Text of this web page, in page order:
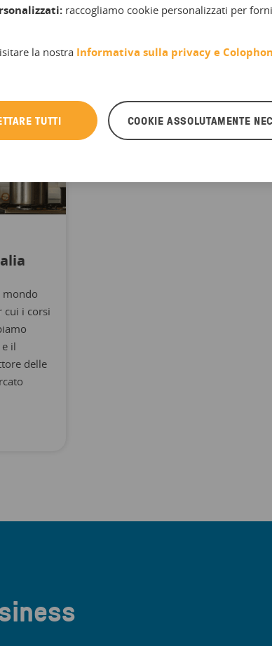
mondo
cui i corsi
il
delle
raccogliamo cookie personalizzati per
la nostra Informativa sulla privacy e Colophon
TUTTI COOKIE ASSOLUTAMENTE